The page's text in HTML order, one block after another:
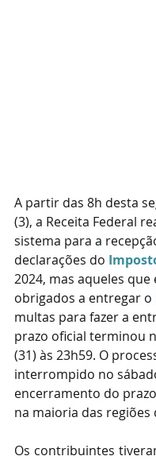
A partir das 8h desta
(3), a Receita Federal
sistema para a
declarações do
2024, mas aqueles que
obrigados a entregar o
multas para fazer a
prazo oficial terminou
(31) às 23h59. O
interrompido no
encerramento do
na maioria das regiões
Os contribuintes